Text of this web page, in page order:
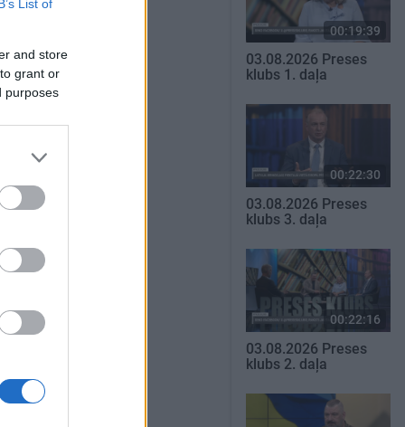
List of
and store
grant or
purposes
00:19:39
03.08.2026 Preses
klubs 1. daļa
00:22:30
03.08.2026 Preses
klubs 3. daļa
00:22:16
03.08.2026 Preses
klubs 2. daļa